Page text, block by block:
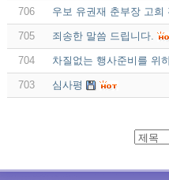
706 우보 유권재 춘부장 고희
705 죄송한 말씀 드립니다.
704 차질없는 행사준비를 위
703 심사평